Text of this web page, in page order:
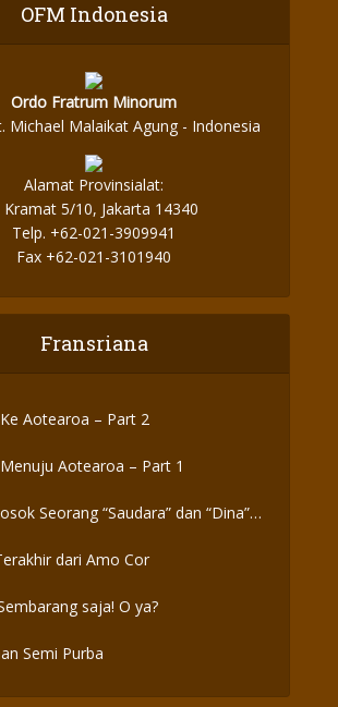
OFM Indonesia
Ordo Fratrum Minorum
Michael Malaikat Agung - Indonesia
Alamat Provinsialat:
Kramat 5/10, Jakarta 14340
Telp. +62-021-3909941
Fax +62-021-3101940
Fransriana
Aotearoa – Part 2
Aotearoa – Part 1
Seorang “Saudara” dan “Dina”
dari Amo Cor
saja! O ya?
Semi Purba